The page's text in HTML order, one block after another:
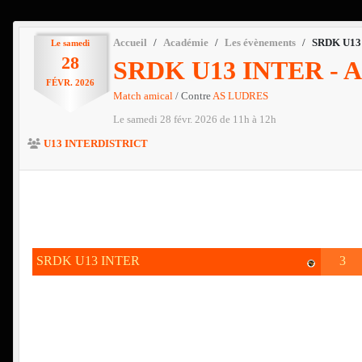
Le samedi
28
FÉVR. 2026
Accueil Académie Les évènements SRDK
SRDK U13 INTER -
Match amical / ContreAS LUDRES
Le samedi 28 févr. 2026 de 11h à 12h
U13 INTERDISTRICT
SRDK U13 INTER 3